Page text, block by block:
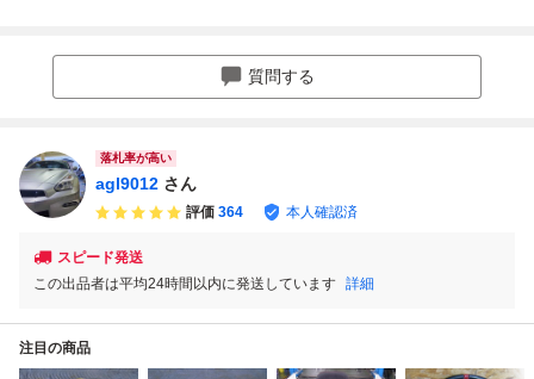
質問する
落札率が高い
agl9012 さん
評価 364 本人確認済
スピード発送
この出品者は平均24時間以内に発送しています 詳細
注目の商品